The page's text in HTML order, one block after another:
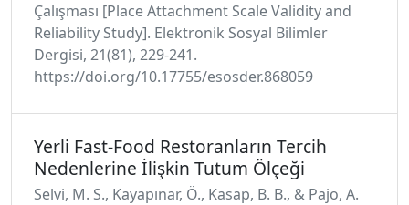
Çalışması [Place Attachment Scale Validity and
Reliability Study]. Elektronik Sosyal Bilimler
Dergisi, 21(81), 229-241.
https://doi.org/10.17755/esosder.868059
Yerli Fast-Food Restoranların Tercih
Nedenlerine İlişkin Tutum Ölçeği
Selvi, M. S., Kayapınar, Ö., Kasap, B. B., & Pajo, A.